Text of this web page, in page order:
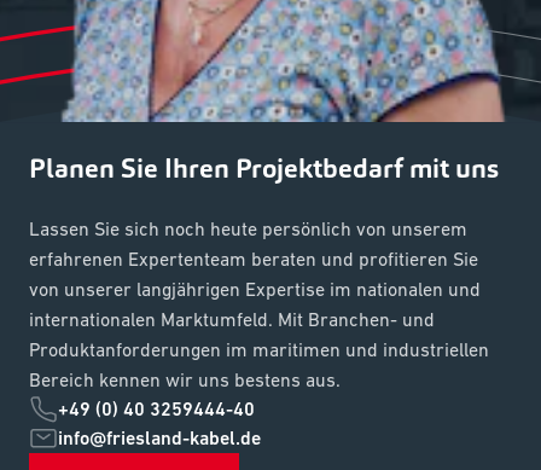
Planen Sie Ihren Projektbedarf mit uns
Lassen Sie sich noch heute persönlich von unserem
erfahrenen Expertenteam beraten und profitieren Sie
von unserer langjährigen Expertise im nationalen und
internationalen Marktumfeld. Mit Branchen- und
Produktanforderungen im maritimen und industriellen
Bereich kennen wir uns bestens aus.
+49 (0) 40 3259444-40
info@friesland-kabel.de